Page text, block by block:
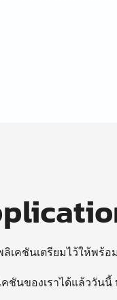
เคชันเตรียมไว้ให้พร้อม
ชันของเราได้แล้ววันนี้